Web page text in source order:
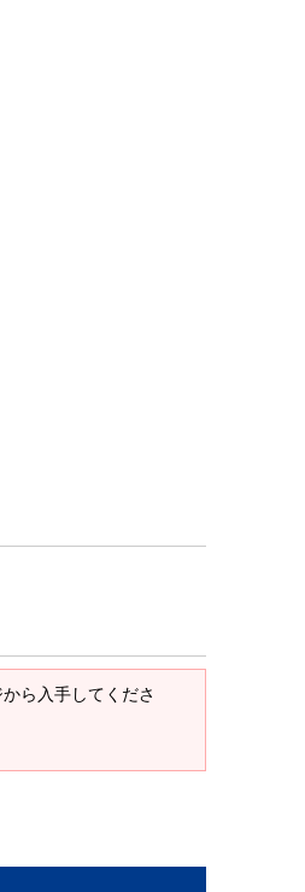
ら入手してくださ